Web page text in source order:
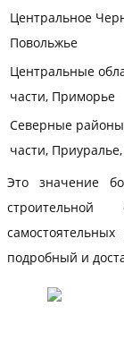
Центральное
Повольжье
Центральные
части, Приморье
Северные
части,
Это значение
подробный и